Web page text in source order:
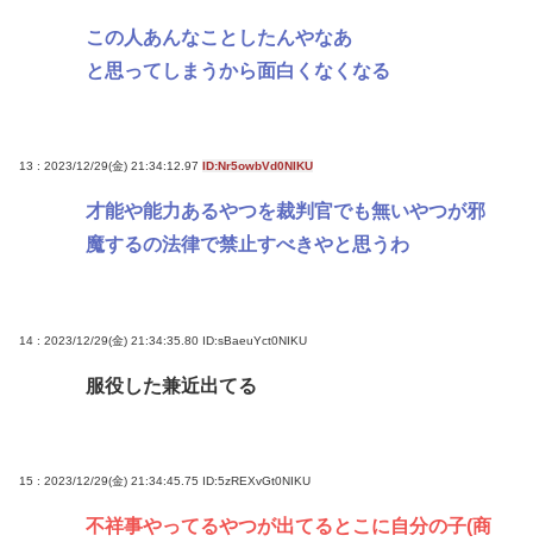
この人あんなことしたんやなあ
と思ってしまうから面白くなくなる
13 : 2023/12/29(金) 21:34:12.97 ID:Nr5owbVd0NIKU
才能や能力あるやつを裁判官でも無いやつが邪
魔するの法律で禁止すべきやと思うわ
14 : 2023/12/29(金) 21:34:35.80 ID:sBaeuYct0NIKU
服役した兼近出てる
15 : 2023/12/29(金) 21:34:45.75 ID:5zREXvGt0NIKU
不祥事やってるやつが出てるとこに自分の子(商